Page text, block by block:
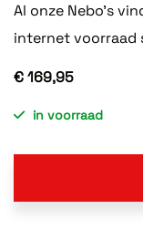
Al onze Nebo's
internet voorraad
€ 169,95
in voorraad